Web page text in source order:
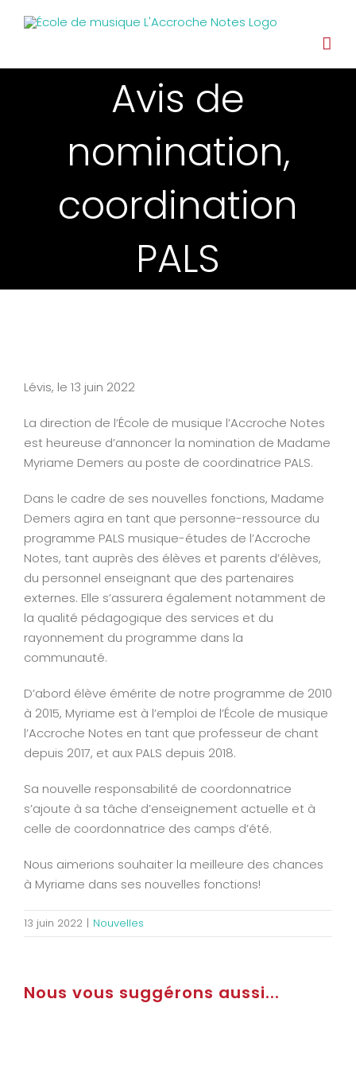
Avis de
nomination,
coordination
PALS
Larger
Lévis, le 13 juin 2022
La direction de l’École de musique l’Accroche Notes
est heureuse d’annoncer la nomination de Madame
Myriame Demers au poste de coordinatrice PALS.
Dans le cadre de ses nouvelles fonctions, Madame
Demers agira en tant que personne-ressource du
programme PALS musique-études de l’Accroche
Notes, tant auprès des élèves et parents d’élèves,
du personnel enseignant que des partenaires
externes. Elle s’assurera également notamment de
la qualité pédagogique des services et du
rayonnement du programme dans la
communauté.
D’abord élève émérite de notre programme de 2010
à 2015, Myriame est à l’emploi de l’École de musique
l’Accroche Notes en tant que professeur de chant
depuis 2017, et aux PALS depuis 2018.
Sa nouvelle responsabilité de coordonnatrice
s’ajoute à sa tâche d’enseignement actuelle et à
celle de coordonnatrice des camps d’été.
Nous aimerions souhaiter la meilleure des chances
à Myriame dans ses nouvelles fonctions!
13 juin 2022 | Nouvelles
Nous vous suggérons aussi...